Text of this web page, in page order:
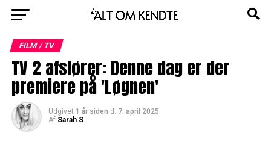
FILM / TV
TV 2 afslører: Denne dag er der
premiere på 'Løgnen'
Udgivet 1 år siden d. 7. april 2025
Af Sarah S